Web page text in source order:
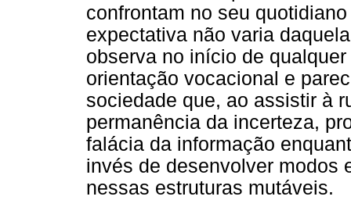
confrontam no seu
expectativa não varia
observa no início de
orientação vocacional e
sociedade que, ao assistir à
permanência da incerteza,
falácia da informação
invés de desenvolver modos
nessas estruturas mutáveis.